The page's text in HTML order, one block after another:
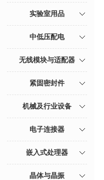
实验室用品
中低压配电
无线模块与适配器
紧固密封件
机械及行业设备
电子连接器
嵌入式处理器
晶体与晶振